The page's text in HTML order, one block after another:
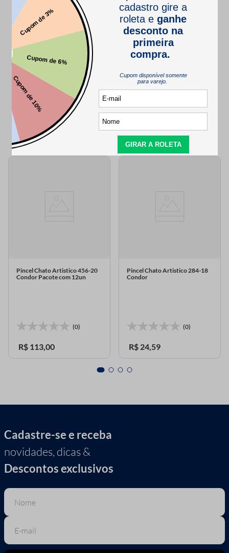
Este produto ainda não tem perguntas
SEJA O PRIMEIRO A PERGUNTAR
TAMBÉM VIU..
Pincel Chato Artistico 456-20
Condor Pacote com 12un
(0)
R$ 113,00
Pincel Chato Artistico 284-18
Condor
(0)
R$ 24,59
Cadastre-se e receba
novidades, dicas &
Descontos exclusivos